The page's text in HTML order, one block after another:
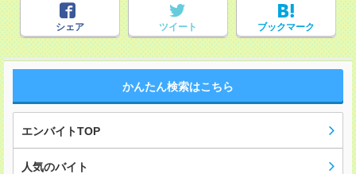
シェア ツイート ブックマーク
かんたん検索はこちら
エンバイトTOP
人気のバイト